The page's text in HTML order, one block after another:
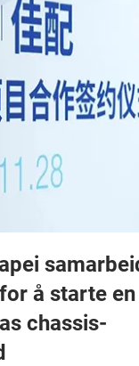
å starte
chassis-